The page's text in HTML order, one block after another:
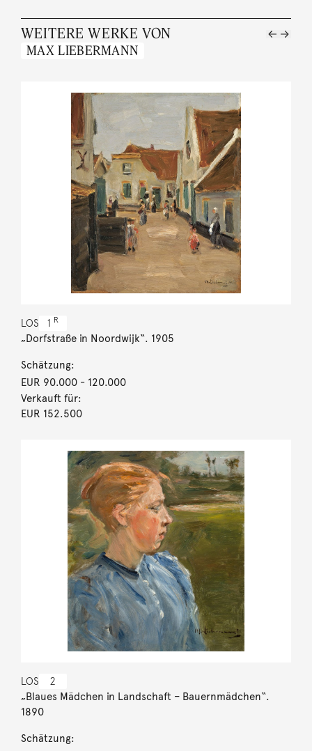
WEITERE WERKE VON
MAX LIEBERMANN
LOS 1 R
„Dorfstraße in Noordwijk“. 1905
Schätzung:
EUR 90.000- 120.000
Verkauft für:
EUR 152.500
LOS 2
„Blaues Mädchen in Landschaft – Bauernmädchen“.
1890
Schätzung: